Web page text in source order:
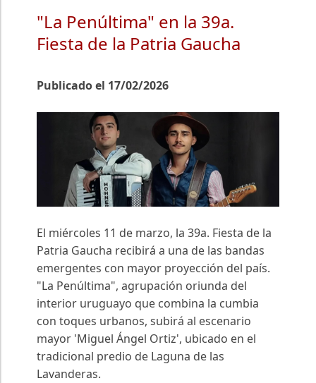
"La Penúltima" en la 39a.
Fiesta de la Patria Gaucha
Publicado el 17/02/2026
El miércoles 11 de marzo, la 39a. Fiesta de la
Patria Gaucha recibirá a una de las bandas
emergentes con mayor proyección del país.
"La Penúltima", agrupación oriunda del
interior uruguayo que combina la cumbia
con toques urbanos, subirá al escenario
mayor 'Miguel Ángel Ortiz', ubicado en el
tradicional predio de Laguna de las
Lavanderas.